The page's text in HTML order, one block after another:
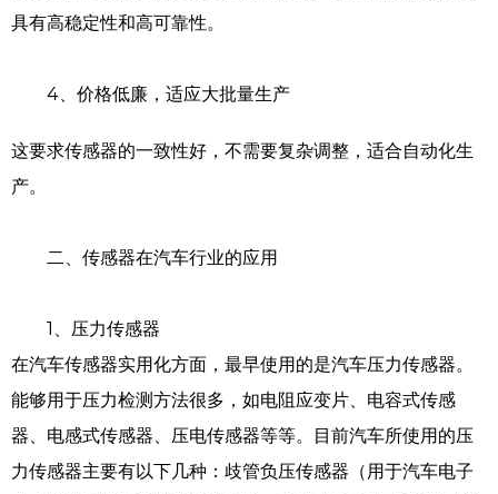
具有高稳定性和高可靠性。
4、价格低廉，适应大批量生产
这要求传感器的一致性好，不需要复杂调整，适合自动化生
产。
二、传感器在汽车行业的应用
1、压力传感器
在汽车传感器实用化方面，最早使用的是汽车压力传感器。
能够用于压力检测方法很多，如电阻应变片、电容式传感
器、电感式传感器、压电传感器等等。目前汽车所使用的压
力传感器主要有以下几种：歧管负压传感器（用于汽车电子